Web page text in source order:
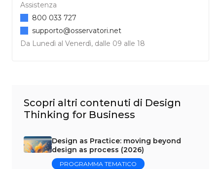
Assistenza
Da Lunedì al Venerdì, dalle 09 alle 18
800 033 727
supporto@osservatori.net
Scopri altri contenuti di Design
Thinking for Business
Design as Practice: moving beyond
design as process (2026)
PROGRAMMA TEMATICO